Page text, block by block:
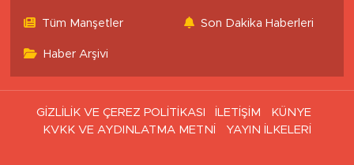
Tüm Manşetler Son Dakika Haberleri
Haber Arşivi
GİZLİLİK VE ÇEREZ POLİTİKASI İLETİŞİM
KÜNYE
KVKK VE AYDINLATMA METNİ
YAYIN İLKELERİ